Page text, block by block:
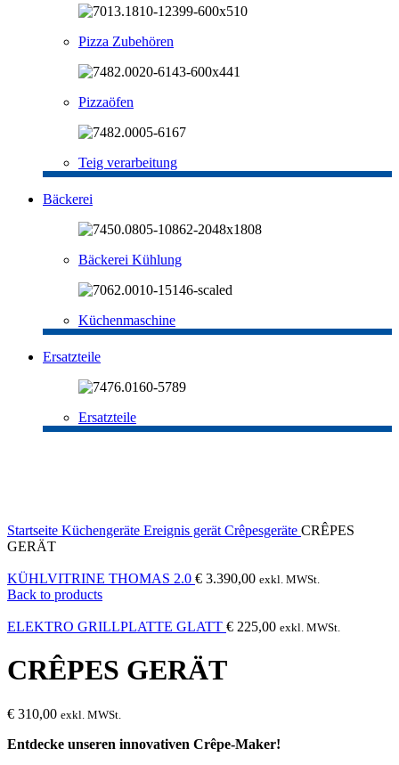
Pizza Zubehören
Pizzaöfen
Teig verarbeitung
Bäckerei
Bäckerei Kühlung
Küchenmaschine
Ersatzteile
Ersatzteile
Startseite Küchengeräte Ereignis gerät Crêpesgeräte CRÊPES
GERÄT
KÜHLVITRINE THOMAS 2.0 € 3.390,00 exkl. MWSt.
Back to products
ELEKTRO GRILLPLATTE GLATT € 225,00 exkl. MWSt.
CRÊPES GERÄT
€ 310,00 exkl. MWSt.
Entdecke unseren innovativen Crêpe-Maker!